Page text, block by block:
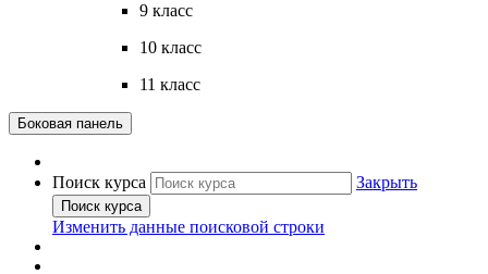
9 класс
10 класс
11 класс
Боковая панель
Поиск курса Закрыть
Поиск курса
Изменить данные поисковой строки